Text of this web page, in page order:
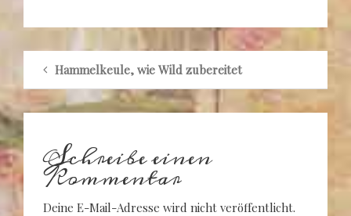
Hammelkeule, wie Wild zubereitet
Schreibe einen
Kommentar
Deine E-Mail-Adresse wird nicht veröffentlicht.